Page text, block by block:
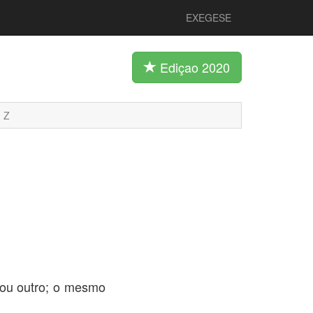
EXEGESE
Ediçao 2020
Z
outro; o mesmo